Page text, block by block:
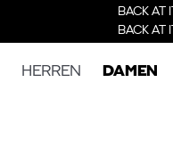
BACK AT
BACK AT
HERREN DAMEN